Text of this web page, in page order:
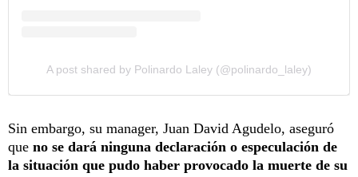
A post shared by Polinardo Laley (@polinardo_laley)
Sin embargo, su manager, Juan David Agudelo, aseguró
que no se dará ninguna declaración o especulación de
la situación que pudo haber provocado la muerte de su